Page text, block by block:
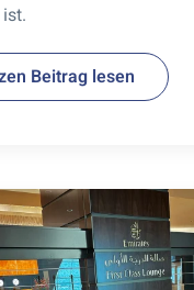
Beitrag lesen